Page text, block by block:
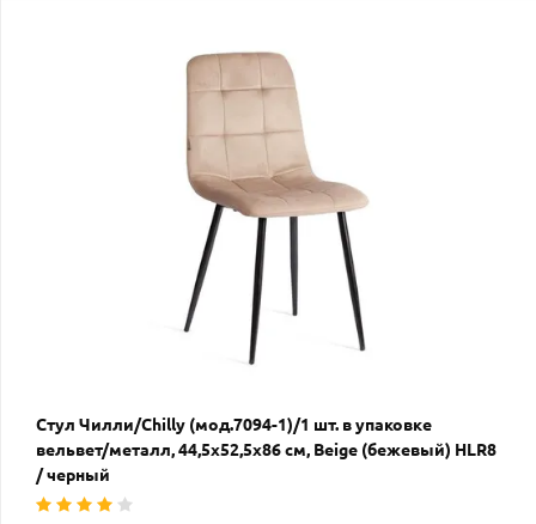
Стул Чилли/Chilly (мод.7094-1)/1 шт. в упаковке
вельвет/металл, 44,5х52,5х86 см, Beige (бежевый) HLR8
/ черный